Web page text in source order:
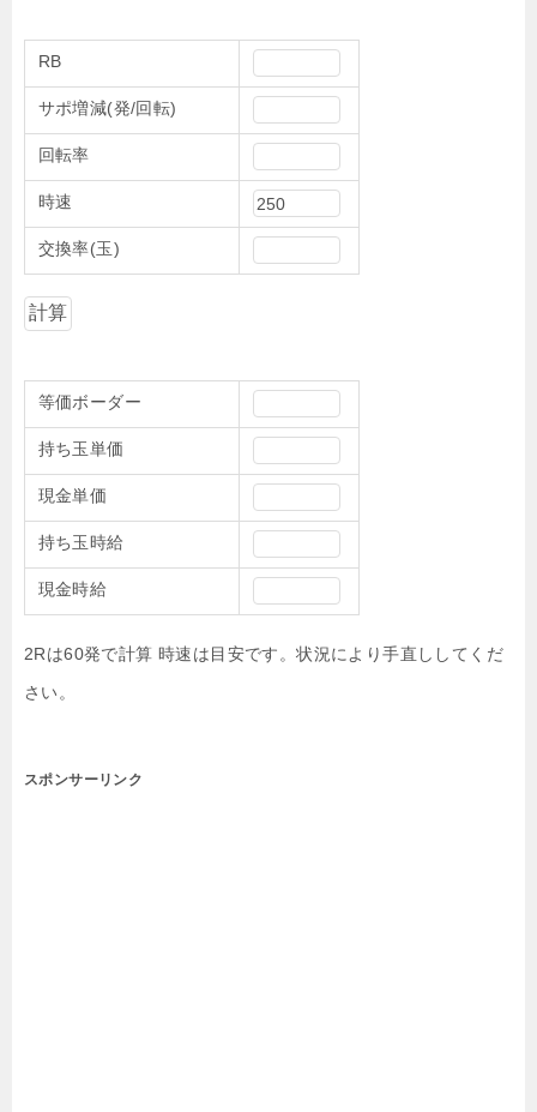
RB
サポ増減(発/回転)
回転率
時速
交換率(玉)
等価ボーダー
持ち玉単価
現金単価
持ち玉時給
現金時給
2Rは60発で計算 時速は目安です。状況により手直ししてくだ
さい。
スポンサーリンク